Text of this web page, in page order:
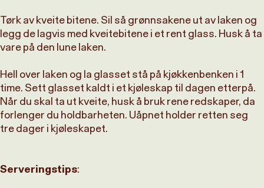
Tørk av kveite bitene. Sil så grønnsakene ut av laken og
legg de lagvis med kveitebitene i et rent glass. Husk å ta
vare på den lune laken.
Hell over laken og la glasset stå på kjøkkenbenken i 1
time. Sett glasset kaldt i et kjøleskap til dagen etterpå.
Når du skal ta ut kveite, husk å bruk rene redskaper, da
forlenger du holdbarheten. Uåpnet holder retten seg
tre dager i kjøleskapet.
Serveringstips: